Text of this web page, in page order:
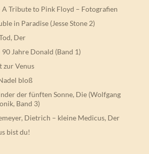
A Tribute to Pink Floyd – Fotografien
in Paradise (Jesse Stone 2)
Der
90 Jahre Donald (Band 1)
zur Venus
bloß
der fünften Sonne, Die (Wolfgang
Band 3)
Dietrich – kleine Medicus, Der
bist du!